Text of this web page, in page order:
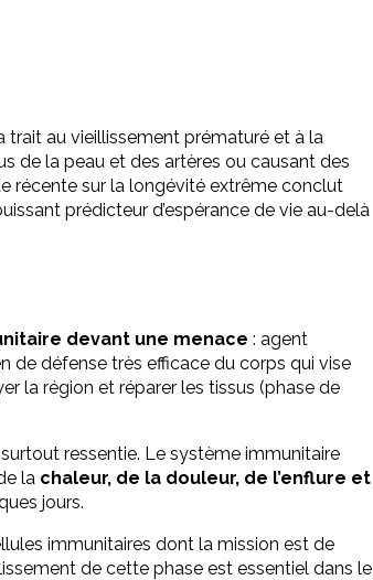
trait au vieillissement prématuré et à la
de la peau et des artères ou causant des
récente sur la longévité extrême conclut
prédicteur d’espérance de vie au-delà
devant une menace : agent
de défense très efficace du corps qui vise
la région et réparer les tissus (phase de
ressentie. Le système immunitaire
la chaleur, de la douleur, de l’enflure et
jours.
immunitaires dont la mission est de
de cette phase est essentiel dans le